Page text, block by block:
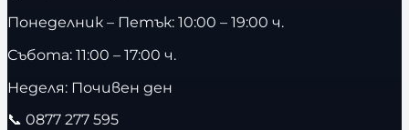
Понеделник – Петък: 10:00 – 19:00 ч.
Събота: 11:00 – 17:00 ч.
Неделя: Почивен ден
📞 0877 277 595